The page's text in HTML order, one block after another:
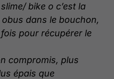
bike o c’est la
dans le bouchon,
pour récupérer le
compromis, plus
épais que